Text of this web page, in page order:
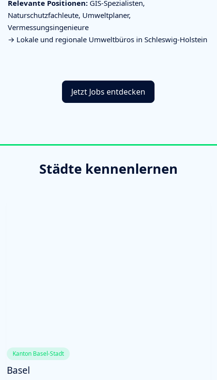
Relevante Positionen: GIS-Spezialisten,
Naturschutzfachleute, Umweltplaner,
Vermessungsingenieure
→ Lokale und regionale Umweltbüros in Schleswig-Holstein
Jetzt Jobs entdecken
Städte kennenlernen
Kanton Basel-Stadt
Basel